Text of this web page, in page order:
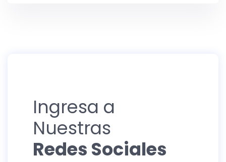
Ingresa a
Nuestras
Redes Sociales